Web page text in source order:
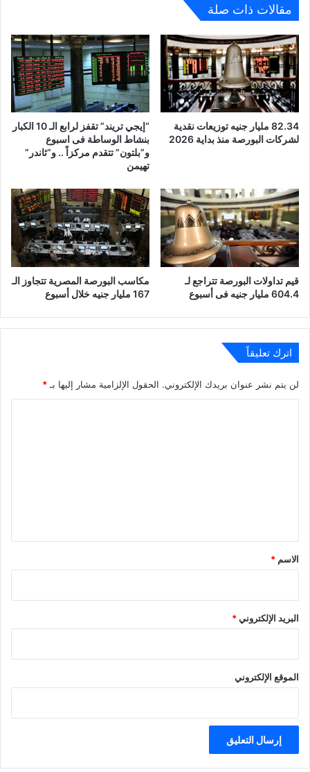
مقالات ذات صلة
82.34 مليار جنيه توزيعات نقدية
لشركات البورصة منذ بداية 2026
“إيجي تريند” تقفز لرابع الـ 10 الكبار
بنشاط الوساطة فى اسبوع
و”بلتون” تتقدم مركزاً .. و”ثاندر”
تهيمن
قيم تداولات البورصة تتراجع لـ
604.4 مليار جنيه فى أسبوع
مكاسب البورصة المصرية تتجاوز الـ
167 مليار جنيه خلال أسبوع
اترك تعليقاً
لن يتم نشر عنوان بريدك الإلكتروني. الحقول الإلزامية مشار إليها بـ*
*
الاسم *
البريد الإلكتروني*
الموقع الإلكتروني